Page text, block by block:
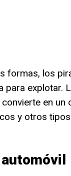
formas, los
para explotar.
en un
y otros